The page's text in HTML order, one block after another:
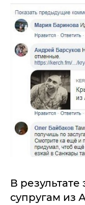
В результате
супругам из